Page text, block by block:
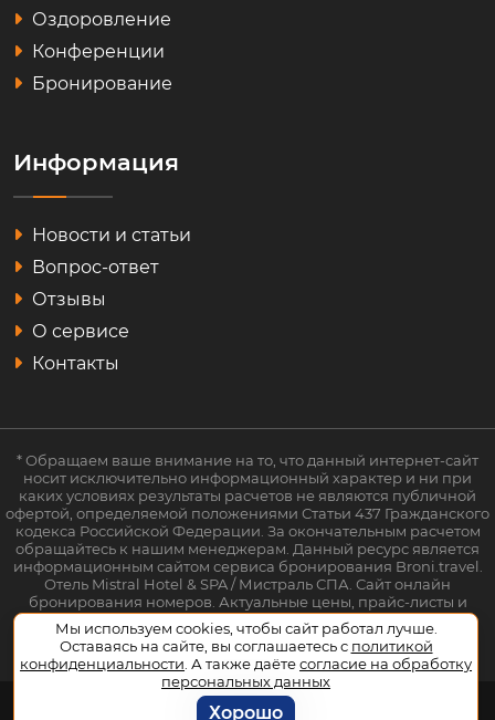
Оздоровление
Конференции
Бронирование
Информация
Новости и статьи
Вопрос-ответ
Отзывы
О сервисе
Контакты
* Обращаем ваше внимание на то, что данный интернет-сайт
носит исключительно информационный характер и ни при
каких условиях результаты расчетов не являются публичной
офертой, определяемой положениями Статьи 437 Гражданского
кодекса Российской Федерации. За окончательным расчетом
обращайтесь к нашим менеджерам. Данный ресурс является
информационным сайтом сервиса бронирования Broni.travel.
Отель Mistral Hotel & SPA / Мистраль СПА. Сайт онлайн
бронирования номеров. Актуальные цены, прайс-листы и
наличие мест. Акции и спецпредложения. Выгодное
бронирование. Индивидуальный менеджер. Не является
официальным сайтом объекта размещения.
Мы используем cookies, чтобы сайт работал лучше.
Оставаясь на сайте, вы соглашаетесь с политикой
конфиденциальности . А также даётесогласие на обработку
персональных данных
Хорошо